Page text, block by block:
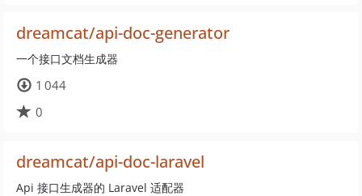
dreamcat/api-doc-generator
一个接口文档生成器
1 044
0
dreamcat/api-doc-laravel
Api 接口生成器的 Laravel 适配器